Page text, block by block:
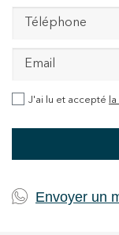
J'ai lu et accepté
Envoyer un